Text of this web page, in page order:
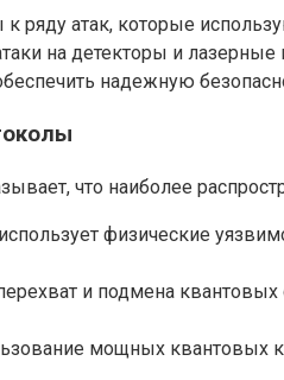
ряду атак, которые
на детекторы и
надежную
что наиболее
физические
и подмена квантовых
мощных квантовых